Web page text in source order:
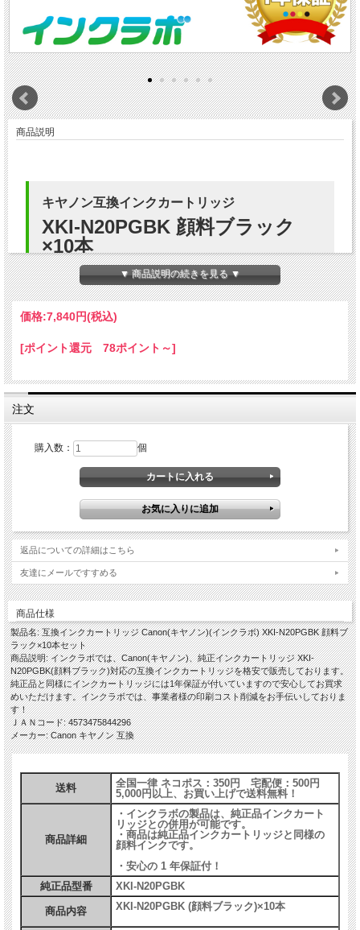
商品説明
キヤノン互換インクカートリッジ
XKI-N20PGBK 顔料ブラック
×10本
Canon(キヤノン) XKI-N20PGBK 顔料ブラック対応プリンタ
ーの互換インクカートリッジです。
ていますので純正品と同様にご使用いただけます。
電話・メールにてサポートを承っておりますので安心してご
使用いただけます。 高品質な印刷とコストパフォーマンスに
ます。
プリンター適応機種
PIXUS XK110
PIXUS XK500
▼ 商品説明の続きを見る ▼
価格:7,840円(税込)
[ポイント還元 78ポイント～]
注文
購入数： 個
返品についての詳細はこちら
友達にメールですすめる
商品仕様
製品名: 互換インクカートリッジ Canon(キヤノン)(インクラボ) XKI-N20PGBK 顔料ブ
ラック×10本セット
商品説明: インクラボでは、Canon(キヤノン)、純正インクカートリッジ XKI-
N20PGBK(顔料ブラック)対応の互換インクカートリッジを格安で販売しております。
純正品と同様にインクカートリッジには1年保証が付いていますので安心してお買求
めいただけます。インクラボでは、事業者様の印刷コスト削減をお手伝いしておりま
す！
ＪＡＮコード: 4573475844296
メーカー: Canon キヤノン 互換
送料
全国一律 ネコポス：350円 宅配便：500円
5,000円以上、お買い上げで送料無料！
商品詳細
・インクラボの製品は、純正品インクカート
リッジとの併用が可能です。
・商品は純正品インクカートリッジと同様の
顔料インクです。
・安心の 1 年保証付！
純正品型番
XKI-N20PGBK
商品内容 XKI-N20PGBK (顔料ブラック)×10本